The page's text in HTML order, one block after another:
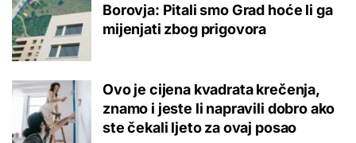
Borovja: Pitali smo Grad hoće li ga
mijenjati zbog prigovora
Ovo je cijena kvadrata krečenja,
znamo i jeste li napravili dobro ako
ste čekali ljeto za ovaj posao